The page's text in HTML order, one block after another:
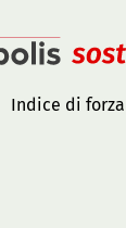
Indice di forza